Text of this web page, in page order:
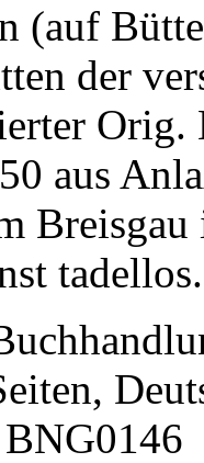
(auf
der
Orig.
aus
tadellos.